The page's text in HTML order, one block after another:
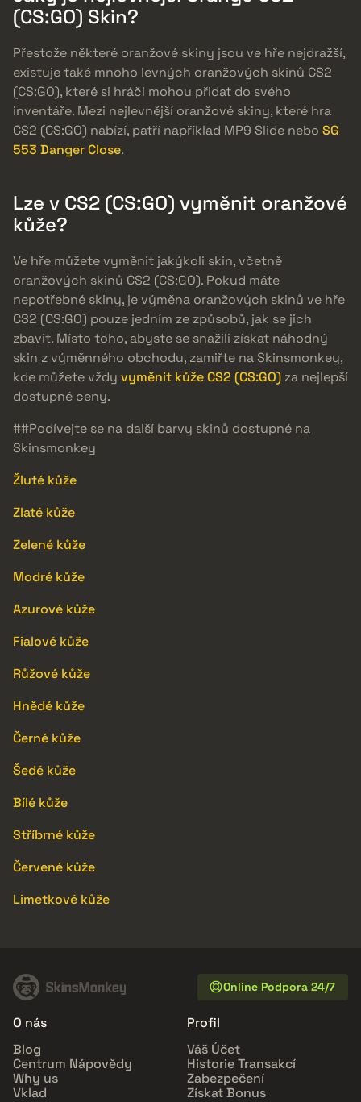
(CS:GO) Skin?
Přestože některé oranžové skiny jsou ve hře nejdražší,
existuje také mnoho levných oranžových skinů CS2
(CS:GO), které si hráči mohou přidat do svého
inventáře. Mezi nejlevnější oranžové skiny, které hra
CS2 (CS:GO) nabízí, patří například MP9 Slide nebo SG
553 Danger Close.
Lze v CS2 (CS:GO) vyměnit oranžové
kůže?
Ve hře můžete vyměnit jakýkoli skin, včetně
oranžových skinů CS2 (CS:GO). Pokud máte
nepotřebné skiny, je výměna oranžových skinů ve hře
CS2 (CS:GO) pouze jedním ze způsobů, jak se jich
zbavit. Místo toho, abyste se snažili získat náhodný
skin z výměnného obchodu, zamiřte na Skinsmonkey,
kde můžete vždy vyměnit kůže CS2 (CS:GO) za nejlepší
dostupné ceny.
##Podívejte se na další barvy skinů dostupné na
Skinsmonkey
Žluté kůže
Zlaté kůže
Zelené kůže
Modré kůže
Azurové kůže
Fialové kůže
Růžové kůže
Hnědé kůže
Černé kůže
Šedé kůže
Bílé kůže
Stříbrné kůže
Červené kůže
Limetkové kůže
Online Podpora 24/7
O nás
Blog
Centrum Nápovědy
Why us
Vklad
Profil
Váš Účet
Historie Transakcí
Zabezpečení
Získat Bonus